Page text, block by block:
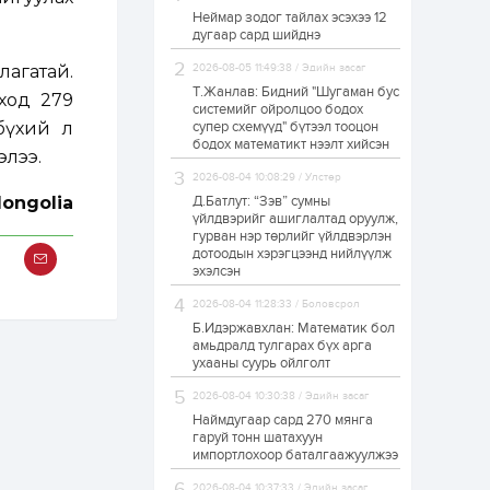
279
л
Н.Номтойбаяр:
Аймгуудад
тулгамдаж буй
асуудлуудыг долоо
хоног бүр Засгийн
газрын...
1 өдөр 0
УИХ-ын дарга
С.Бямбацогт төрийг
төлөөлөн Сутай
хайрхны тэнгэрийг
тахих төрийн
тахилгад оролцлоо
1 өдөр 2 0
“Хотын дарга сонсож
дугаарыг
наймдугаар сарын
1 өдөр 0
“Чингис хаан” олон
руу нийтийн тээврийн
автобус 24 цагаар
үйлчилж байна
1 өдөр 1 0
Неймар зодог тайлах эсэхээ 12
дугаар сард шийднэ
2026-08-05 11:49:38 / Эдийн засаг
Т.Жанлав: Бидний "Шугаман бус
системийг ойролцоо бодох
супер схемүүд" бүтээл тооцон
бодох математикт нээлт хийсэн
2026-08-04 10:08:29 / Улстөр
Д.Батлут: “Зэв” сумны
үйлдвэрийг ашиглалтад оруулж,
гурван нэр төрлийг үйлдвэрлэн
дотоодын хэрэгцээнд нийлүүлж
эхэлсэн
2026-08-04 11:28:33 / Боловсрол
Б.Идэржавхлан: Математик бол
амьдралд тулгарах бүх арга
ухааны суурь ойлголт
2026-08-04 10:30:38 / Эдийн засаг
Наймдугаар сард 270 мянга
гаруй тонн шатахуун
импортлохоор баталгаажуулжээ